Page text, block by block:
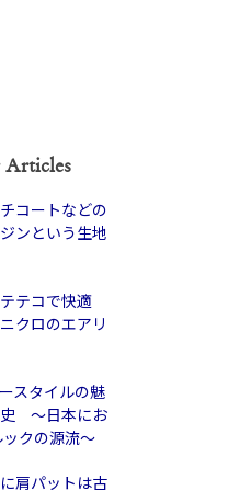
Articles
チコートなどの
ンという生地
テコで快適
クロのエアリ
スタイルの魅
史 〜日本にお
ックの源流〜
肩パットは古